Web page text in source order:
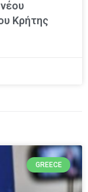
Κρήτης
GREECE